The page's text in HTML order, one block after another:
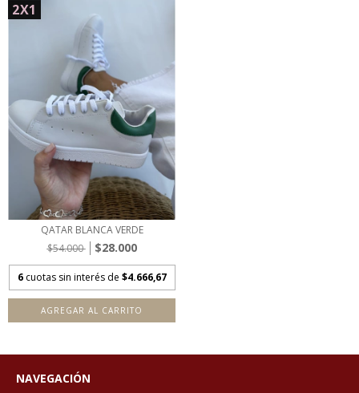
2X1
QATAR BLANCA VERDE
$54.000
$28.000
6 cuotas sin interés de $4.666,67
AGREGAR AL CARRITO
NAVEGACIÓN